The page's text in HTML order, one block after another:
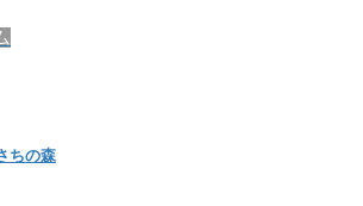
ちの森